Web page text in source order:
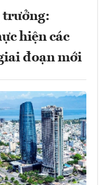
trưởng:
hiện các
đoạn mới